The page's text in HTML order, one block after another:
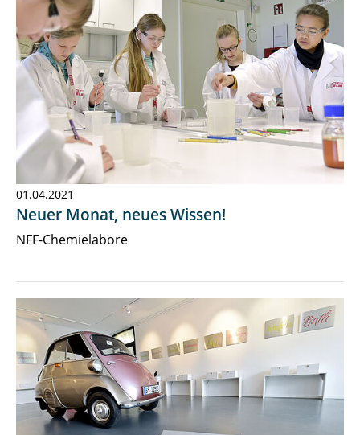
01.04.2021
Neuer Monat, neues Wissen!
NFF-Chemielabore